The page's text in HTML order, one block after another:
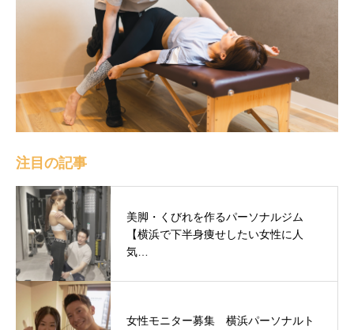
注目の記事
美脚・くびれを作るパーソナルジム
【横浜で下半身痩せしたい女性に人
気…
女性モニター募集 横浜パーソナルト